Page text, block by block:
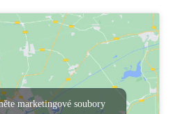
marketingové soubory